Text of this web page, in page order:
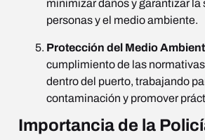
minimizar daños y garantizar la
personas y el medio ambiente.
Protección del Medio
cumplimiento de las
dentro del puerto, trabajando
contaminación y promover
Importancia de la